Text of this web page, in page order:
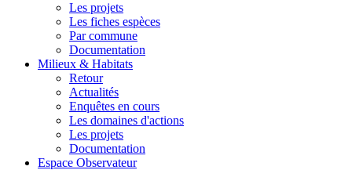
Les projets
Les fiches espèces
Par commune
Documentation
Milieux & Habitats
Retour
Actualités
Enquêtes en cours
Les domaines d'actions
Les projets
Documentation
Espace Observateur